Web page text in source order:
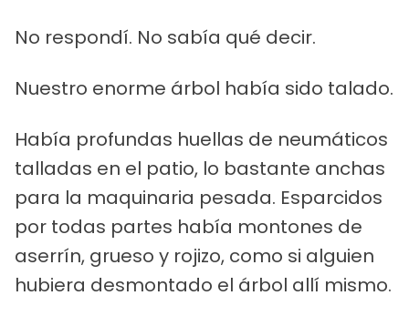
No respondí. No sabía qué decir.
Nuestro enorme árbol había sido talado.
Había profundas huellas de neumáticos
talladas en el patio, lo bastante anchas
para la maquinaria pesada. Esparcidos
por todas partes había montones de
aserrín, grueso y rojizo, como si alguien
hubiera desmontado el árbol allí mismo.